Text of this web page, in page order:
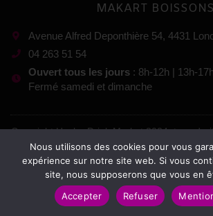
MAKART BOISSONS
Avenue Alfred Deponthière 54, 4431
04 263 51 54
Ouvert tous les jours : 8h-12h | 13h-17h
Fermé samedi et dimanche
Copyright Hesby-Drink Market 2024, tous
:
Mentions légales–Conditions
Nous utilisons des cookies pour vous
expérience sur notre site web. Si vous
site, nous supposerons que vous en
Accepter
Refuser